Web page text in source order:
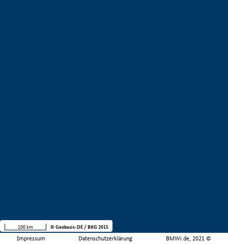
Impressum Datenschutzerklärung BMWi.de, 2021 ©
100 km © Geobasis-DE / BKG 2015